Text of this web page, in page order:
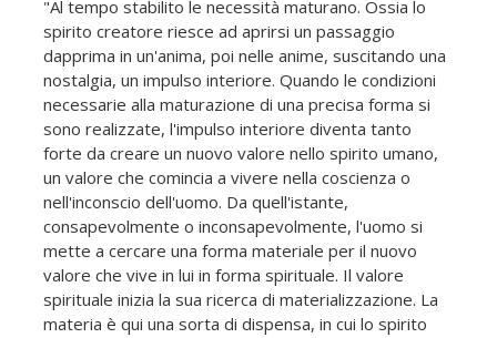
"Al tempo stabilito le necessità maturano. Ossia lo
spirito creatore riesce ad aprirsi un passaggio
dapprima in un'anima, poi nelle anime, suscitando una
nostalgia, un impulso interiore. Quando le condizioni
necessarie alla maturazione di una precisa forma si
sono realizzate, l'impulso interiore diventa tanto
forte da creare un nuovo valore nello spirito umano,
un valore che comincia a vivere nella coscienza o
nell'inconscio dell'uomo. Da quell'istante,
consapevolmente o inconsapevolmente, l'uomo si
mette a cercare una forma materiale per il nuovo
valore che vive in lui in forma spirituale. Il valore
spirituale inizia la sua ricerca di materializzazione. La
materia è qui una sorta di dispensa, in cui lo spirito